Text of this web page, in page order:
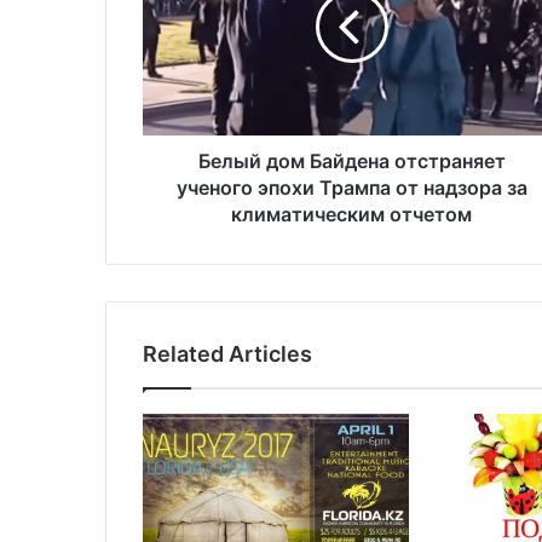
ы
д
о
м
Б
н
с
т
р
а
н
я
е
Белый дом Байдена отстраняет
ученого эпохи Трампа от надзора за
климатическим отчетом
Related Articles